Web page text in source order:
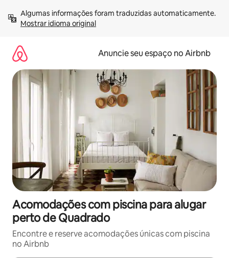
para
Mostrar idioma original
Anuncie seu espaço no Airbnb
Acomodações com piscina para alugar
perto de Quadrado
Encontre e reserve acomodações únicas com piscina
no Airbnb